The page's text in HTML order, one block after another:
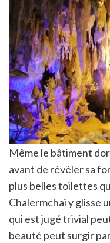
Même le bâtiment
avant de révéler sa
plus belles toilettes
Chalermchai y glisse
qui est jugé trivial
beauté peut surgir